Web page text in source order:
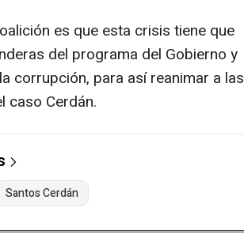
es que esta crisis tiene que
del programa del Gobierno y
corrupción, para así reanimar a las
caso Cerdán.
Santos Cerdán